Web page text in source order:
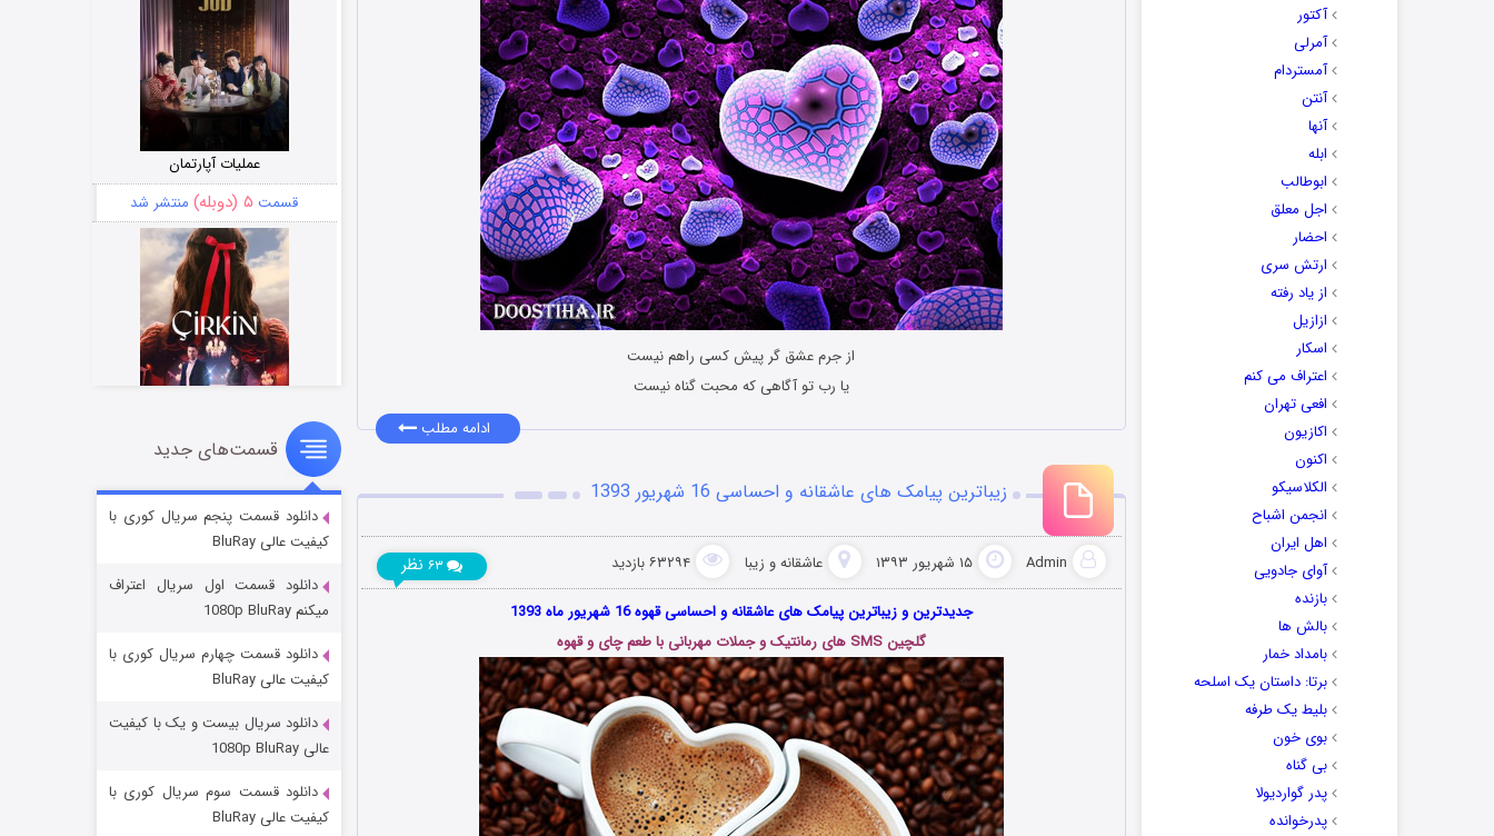
آکتور
آمرلی
آمستردام
آنتن
آنها
ابله
ابوطالب
اجل معلق
احضار
ارتش سری
از یاد رفته
ازازیل
اسکار
اعتراف می کنم
افعی تهران
اکازیون
اکنون
الکلاسیکو
انجمن اشباح
اهل ایران
آوای جادویی
بازنده
بالش ها
بامداد خمار
برتا: داستان یک اسلحه
بلیط یک‌‌ طرفه
بوی خون
بی گناه
پدر گواردیولا
پدرخوانده
از جرم عشق گر پیش کسی راهم نیست
یا رب تو آگاهی که محبت گناه نیست
ادامه مطلب
زیباترین پیامک های عاشقانه و احساسی 16 شهریور 1393
Admin ۱۵ شهریور ۱۳۹۳ عاشقانه و زیبا ۶۳۲۹۴ بازدید ۶۳ نظر
جدیدترین و زیباترین پیامک های عاشقانه واحساسیقهوه 16 شهریور ماه 1393
گلچین SMS های رمانتیک و جملات مهربانی با طعم چای و قهوه
عملیات آپارتمان
قسمت ۵ (دوبله) منتشر شد
سریال زشت
قسمت۲ (زیرنویس) منتشر شد
مردگان متحرک: شهر مرده ۳
قسمت‌های جدید
دانلود قسمت پنجم سریال کوری با
کیفیت عالی BluRay
دانلود قسمت اول سریال اعتراف
میکنم 1080p BluRay
دانلود قسمت چهارم سریال کوری با
کیفیت عالی BluRay
دانلود سریال بیست و یک با کیفیت
عالی 1080p BluRay
دانلود قسمت سوم سریال کوری با
کیفیت عالی BluRay